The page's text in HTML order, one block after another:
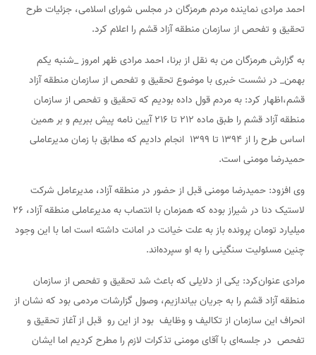
احمد مرادی نماینده مردم هرمزگان در مجلس شورای اسلامی، جزئیات طرح
تحقیق و تفحص از سازمان منطقه آزاد قشم را اعلام کرد.
به گزارش هرمزگان من به نقل از برنا، احمد مرادی ظهر امروز _شنبه یکم
بهمن_ در نشست خبری با موضوع تحقیق و تفحص از سازمان منطقه آزاد
قشم،اظهار کرد: به مردم قول داده‌ بودیم که تحقیق و تفحص از سازمان
منطقه آزاد قشم را طبق ماده ۲۱۲ تا ۲۱۶ آیین نامه پیش ببریم و بر همین
اساس طرح را از ۱۳۹۴ تا ۱۳۹۹ انجام دادیم که مطابق با زمان مدیرعاملی
حمیدرضا مومنی است.
وی افزود: حمیدرضا مومنی قبل از حضور در منطقه آزاد، مدیرعامل شرکت
لاستیک دنا در شیراز بوده که همزمان با انتصاب به مدیرعاملی منطقه آزاد، ۲۶
میلیارد تومان پرونده باز به علت خیانت در امانت داشته است اما با این وجود
چنین مسئولیت سنگینی را به او سپرده‌اند.
مرادی عنوان‌کرد: یکی از دلایلی که باعث شد تحقیق و تفحص از سازمان
منطقه آزاد قشم را به جریان بیاندازیم، وصول گزارشات مردمی بود که نشان از
انحراف این سازمان از تکالیف و وظایف بود از این رو قبل از آغاز تحقیق و
تفحص در جلسه‌ای با آقای مومنی تذکرات لازم را مطرح کردیم اما ایشان